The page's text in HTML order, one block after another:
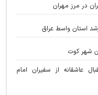
در مرز مهران
استان واسط عراق
شهر کوت
عاشقانه از سفیران امام